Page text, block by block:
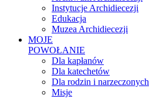
Instytucje Archidiecezji
Edukacja
Muzea Archidiecezji
MOJE
POWOŁANIE
Dla kapłanów
Dla katechetów
Dla rodzin i narzeczonych
Misje